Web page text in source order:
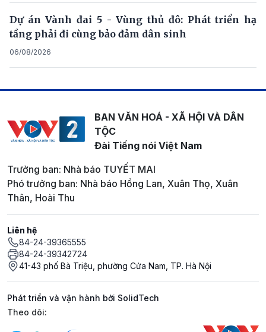
Dự án Vành đai 5 - Vùng thủ đô: Phát triển hạ
tầng phải đi cùng bảo đảm dân sinh
06/08/2026
BAN VĂN HOÁ - XÃ HỘI VÀ DÂN
TỘC
Đài Tiếng nói Việt Nam
Trưởng ban: Nhà báo TUYẾT MAI
Phó trưởng ban: Nhà báo Hồng Lan, Xuân Thọ, Xuân
Thân, Hoài Thu
Liên hệ
84-24-39365555
84-24-39342724
41-43 phố Bà Triệu, phường Cửa Nam, TP. Hà Nội
Phát triển và vận hành bởi SolidTech
Mạng xã hội
Theo dõi: